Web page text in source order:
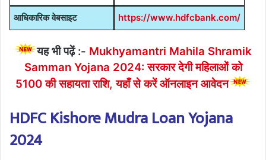
आधिकारिक वेबसाइट https://www.hdfcbank.com/
यह भी पढ़ें :- Mukhyamantri Mahila Shramik
Samman Yojana 2024: सरकार देगी महिलाओं को
5100 की सहायता राशि, यहाँ से करें ऑनलाइन आवेदन
HDFC Kishore Mudra Loan Yojana
2024